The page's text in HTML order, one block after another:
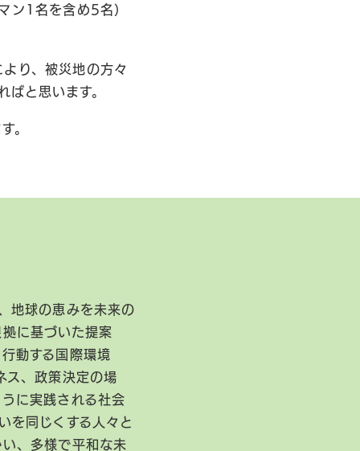
ン1名を含め5名）
り、被災地の方々
と思います。
。
地球の恵みを未来の
に基づいた提案
動する国際環境
ス、政策決定の場
に実践される社会
を同じくする人々と
、多様で平和な未